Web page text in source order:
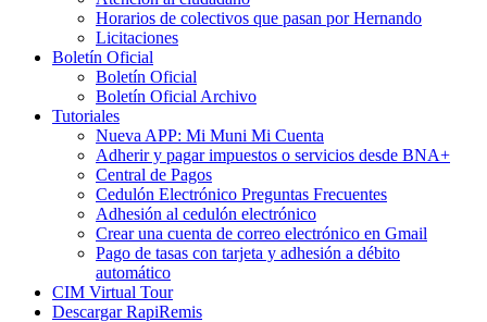
Horarios de colectivos que pasan por Hernando
Licitaciones
Boletín Oficial
Boletín Oficial
Boletín Oficial Archivo
Tutoriales
Nueva APP: Mi Muni Mi Cuenta
Adherir y pagar impuestos o servicios desde BNA+
Central de Pagos
Cedulón Electrónico Preguntas Frecuentes
Adhesión al cedulón electrónico
Crear una cuenta de correo electrónico en Gmail
Pago de tasas con tarjeta y adhesión a débito
automático
CIM Virtual Tour
Descargar RapiRemis